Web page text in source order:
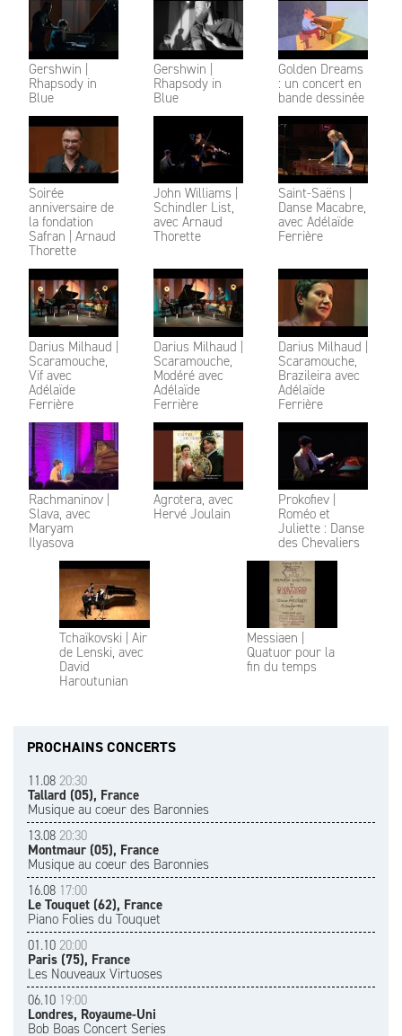
Gershwin |
Rhapsody in
Blue
Gershwin |
Rhapsody in
Blue
Golden Dreams
: un concert en
bande dessinée
Soirée
anniversaire de
la fondation
Safran | Arnaud
Thorette
John Williams |
Schindler List,
avec Arnaud
Thorette
Saint-Saëns |
Danse Macabre,
avec Adélaïde
Ferrière
Darius Milhaud |
Scaramouche,
Vif avec
Adélaïde
Ferrière
Darius Milhaud |
Scaramouche,
Modéré avec
Adélaïde
Ferrière
Darius Milhaud |
Scaramouche,
Brazileira avec
Adélaïde
Ferrière
Rachmaninov |
Slava, avec
Maryam
Ilyasova
Agrotera, avec
Hervé Joulain
Prokofiev |
Roméo et
Juliette : Danse
des Chevaliers
Tchaïkovski | Air
de Lenski, avec
David
Haroutunian
Messiaen |
Quatuor pour la
fin du temps
PROCHAINS CONCERTS
11.08 20:30
Tallard (05), France
Musique au coeur des Baronnies
13.08 20:30
Montmaur (05), France
Musique au coeur des Baronnies
16.08 17:00
Le Touquet (62), France
Piano Folies du Touquet
01.10 20:00
Paris (75), France
Les Nouveaux Virtuoses
06.10 19:00
Londres, Royaume-Uni
Bob Boas Concert Series